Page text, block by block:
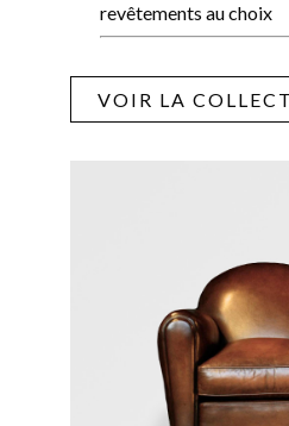
revêtements au choix
VOIR LA